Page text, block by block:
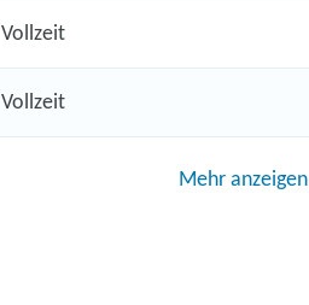
Vollzeit
Vollzeit
Mehr anzeigen